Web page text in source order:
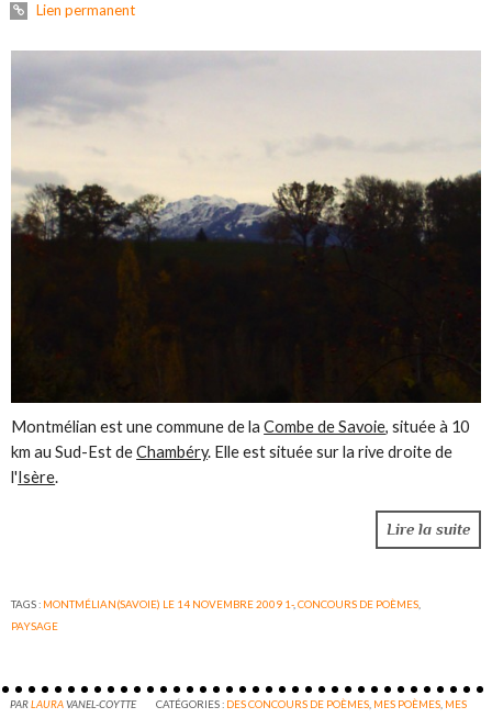
Lien permanent
Montmélian est une commune de laCombe de Savoie, située à 10
km au Sud-Est deChambéry. Elle est située sur la rive droite de
l'Isère.
Lire la suite
TAGS : MONTMÉLIAN(SAVOIE) LE 14 NOVEMBRE 2009 1-,CONCOURS DE POÈMES,
PAYSAGE
PARLAURAVANEL-COYTTE CATÉGORIES : DES CONCOURS DE POÈMES MES POÈMES MES